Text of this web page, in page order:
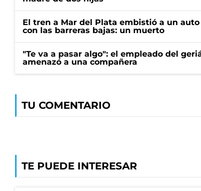
El tren a Mar del Plata embistió a un
con las barreras bajas: un muerto
"Te va a pasar algo": el empleado del
amenazó a una compañera
TU COMENTARIO
TE PUEDE INTERESAR